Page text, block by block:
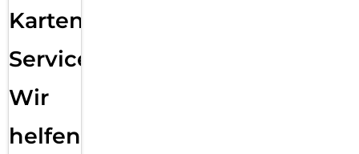
Karten
Service:
Wir
helfen